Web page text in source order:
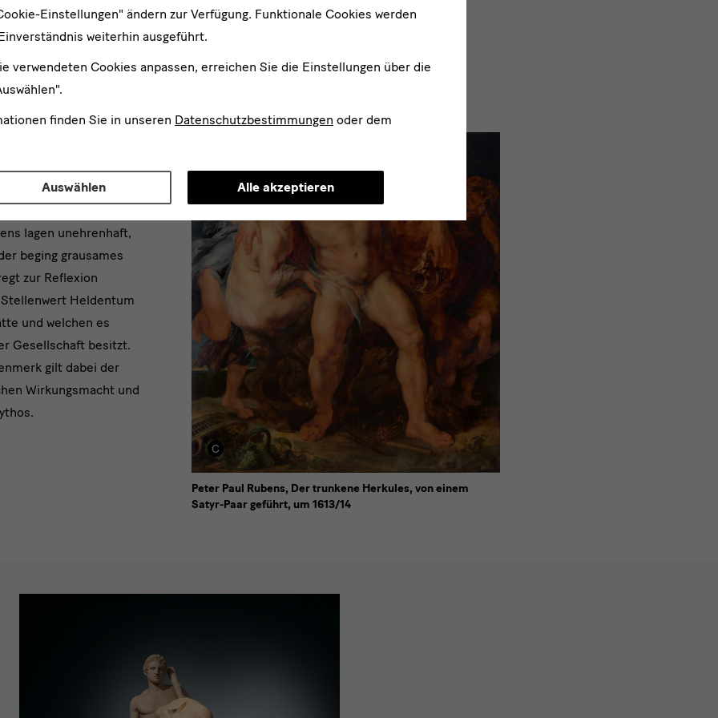
17. Jh.
Herkules”
Dresdner Zwingers
war, wie sich zeigt,
Er verhielt
lagen unehrenhaft,
beging grausames
zur Reflexion
Heldentum
und welchen es
Gesellschaft besitzt.
gilt dabei der
Wirkungsmacht und
Peter Paul Rubens, Der trunkene Herkules, von einem
Satyr-Paar geführt, um 1613/14
Einstellungen" ändern zur Verfügung. Funktionale Cookies werden
weiterhin ausgeführt.
verwendeten Cookies anpassen, erreichen Sie die Einstellungen über die
finden Sie in unseren Datenschutzbestimmungen oder dem
Auswählen Alle akzeptieren